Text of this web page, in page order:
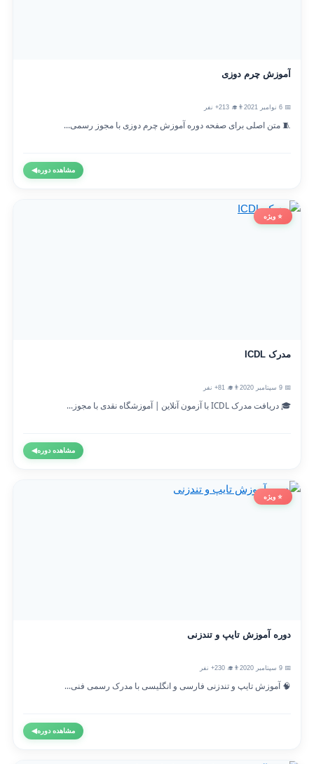
آموزش چرم دوزی
👨‍🎓 213+ نفر
🧵 متن اصلی برای صفحه دوره آموزش چرم دوزی با مجوز رسمی...
مشاهده دوره◀
⭐ ویژه
مدرک ICDL
👨‍🎓 81+ نفر
🎓 دریافت مدرک ICDL با آزمون آنلاین | آموزشگاه نقدی با مجوز...
مشاهده دوره◀
⭐ ویژه
دوره آموزش تایپ و تندزنی
👨‍🎓 230+ نفر
🧠 آموزش تایپ و تندزنی فارسی و انگلیسی با مدرک رسمی فنی...
مشاهده دوره◀